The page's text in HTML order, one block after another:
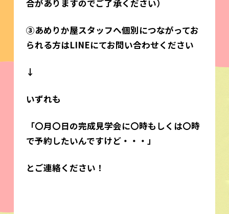
合がありますのでご了承ください）
③あめりか屋スタッフへ個別につながってお
られる方はLINEにてお問い合わせください
↓
いずれも
「〇月〇日の完成見学会に〇時もしくは〇時
で予約したいんですけど・・・」
とご連絡ください！